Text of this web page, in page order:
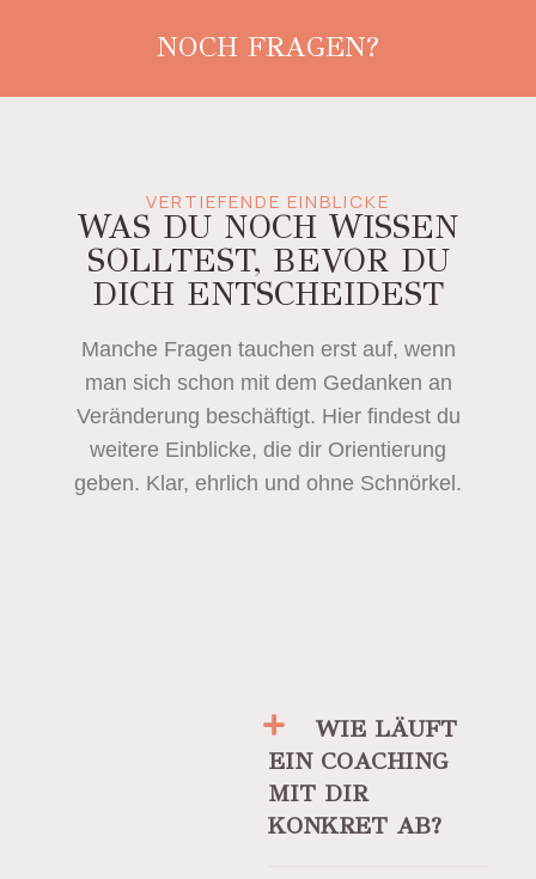
NOCH FRAGEN?
VERTIEFENDE EINBLICKE
WAS DU NOCH WISSEN
SOLLTEST, BEVOR DU
DICH ENTSCHEIDEST
Manche Fragen tauchen erst auf, wenn
man sich schon mit dem Gedanken an
Veränderung beschäftigt. Hier findest du
weitere Einblicke, die dir Orientierung
geben. Klar, ehrlich und ohne Schnörkel.
WIE LÄUFT
EIN COACHING
MIT DIR
KONKRET AB?